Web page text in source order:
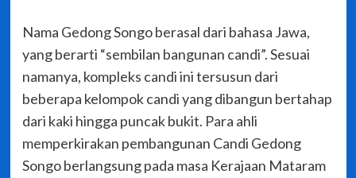
Nama Gedong Songo berasal dari bahasa Jawa,
yang berarti “sembilan bangunan candi”. Sesuai
namanya, kompleks candi ini tersusun dari
beberapa kelompok candi yang dibangun bertahap
dari kaki hingga puncak bukit. Para ahli
memperkirakan pembangunan Candi Gedong
Songo berlangsung pada masa Kerajaan Mataram